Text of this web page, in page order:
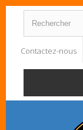
Contactez-nous